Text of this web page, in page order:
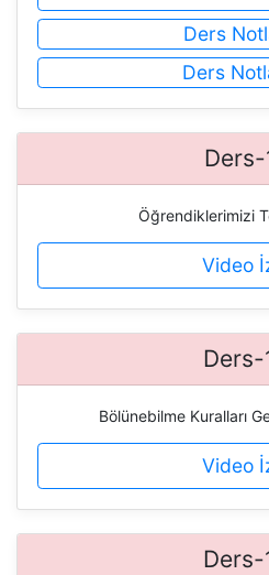
Ders
Ders
Ders-
Öğrendiklerimizi
Video
Ders-
Bölünebilme Kuralları
Video
Ders-